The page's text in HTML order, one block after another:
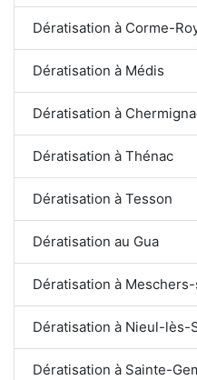
Dératisation à Corme-
Dératisation à Médis
Dératisation à
Dératisation à Thénac
Dératisation à Tesson
Dératisation au Gua
Dératisation à
Dératisation à Nieul-lès-
Dératisation à Sainte-